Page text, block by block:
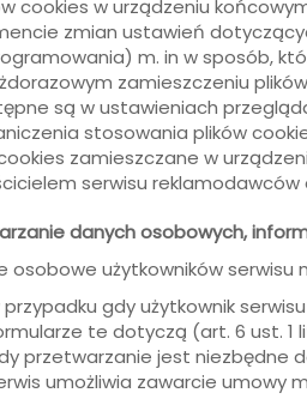
cookies w urządzeniu
zmian ustawień
m. in w sposób,
zamieszczeniu
są w ustawieniach
stosowania plików
zamieszczane w
serwisu
danych osobowych,
osobowe użytkowników
przypadku gdy użytkownik
te dotyczą (art. 6 ust. 1
przetwarzanie jest niezbędne
umożliwia zawarcie umowy